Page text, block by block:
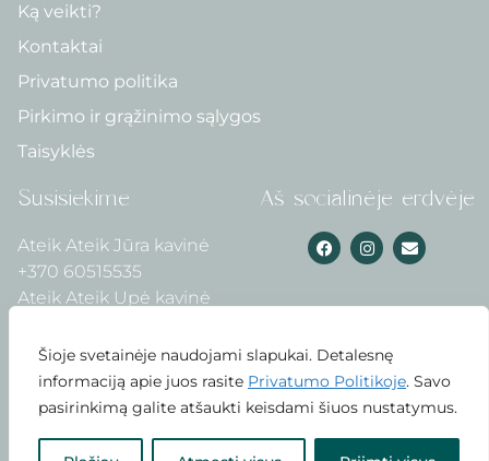
Šioje svetainėje naudojami slapukai. Detalesnę
informaciją apie juos rasite Privatumo Politikoje. Savo
pasirinkimą galite atšaukti keisdami šiuos nustatymus.
Ką veikti?
Kontaktai
Privatumo politika
Pirkimo ir grąžinimo sąlygos
Taisyklės
Susisiekime
Ateik Ateik Jūra kavinė
+370 60515535
Ateik Ateik Upė kavinė
Belaiko kaimas
+370 65554867
Aš socialinėje erdvėje